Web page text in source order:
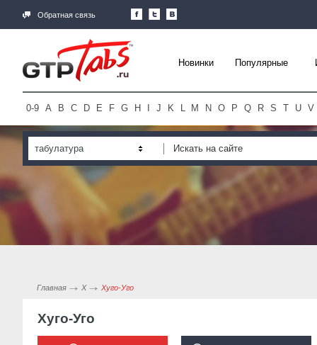
Обратная связь
Новинки Популярные
0-9 A B C D E F G H J K L M N O P Q R S T U V
табулатура
Главная Х Хуго-Уго
Хуго-Уго